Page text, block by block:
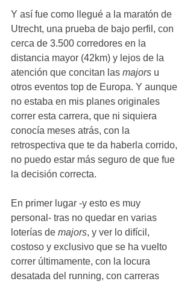
Y así fue como llegué a la maratón de
Utrecht, una prueba de bajo perfil, con
cerca de 3.500 corredores en la
distancia mayor (42km) y lejos de la
atención que concitan las majors u
otros eventos top de Europa. Y aunque
no estaba en mis planes originales
correr esta carrera, que ni siquiera
conocía meses atrás, con la
retrospectiva que te da haberla corrido,
no puedo estar más seguro de que fue
la decisión correcta.
En primer lugar -y esto es muy
personal- tras no quedar en varias
loterías de majors, y ver lo difícil,
costoso y exclusivo que se ha vuelto
correr últimamente, con la locura
desatada del running, con carreras